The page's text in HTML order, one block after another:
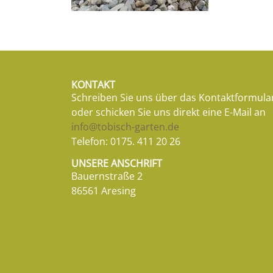
KONTAKT
Schreiben Sie uns über das
oder schicken Sie uns direkt eine E-Mail an
info@tobisch-garten.de
Telefon: 0175. 411 20 26
UNSERE ANSCHRIFT
Bauernstraße 2
86561 Aresing